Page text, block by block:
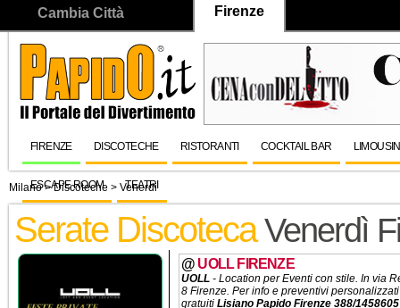
Cambia Città Firenze
FIRENZE DISCOTECHE RISTORANTI COCKTAIL BAR
ESCAPE ROOM TEATRI
Milano>Discoteche > Venerdi
Serate DiscotecaVenerdì
@ UOLL FIRENZE
UOLL - Location perEventi con stile. In via
8 Firenze. Per info e preventivi personalizzati
gratuiti Lisiano Papido Firenze 388/1458605